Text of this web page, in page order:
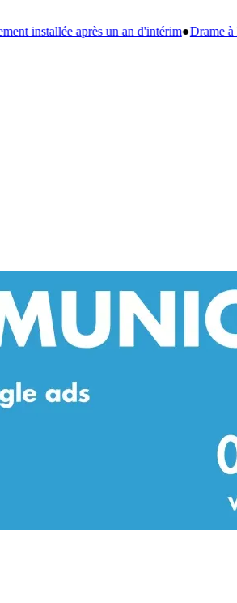
●Drame à Kinguélé : un bébé de 6 mois